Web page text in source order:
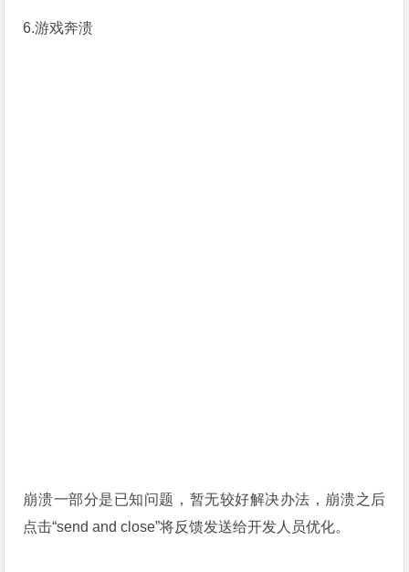
6.游戏奔溃
崩溃一部分是已知问题，暂无较好解决办法，崩溃之后
点击“send and close”将反馈发送给开发人员优化。